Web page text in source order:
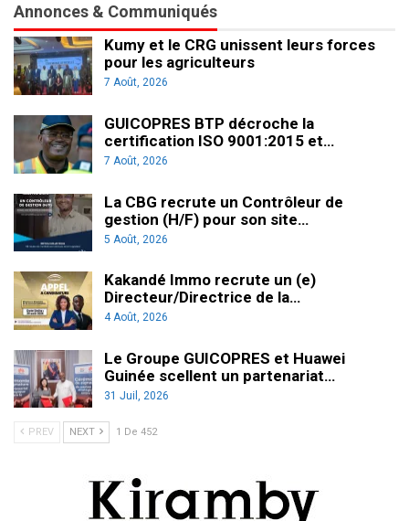
Annonces & Communiqués
Kumy et le CRG unissent leurs forces
pour les agriculteurs
7 Août, 2026
GUICOPRES BTP décroche la
certification ISO 9001:2015 et…
7 Août, 2026
La CBG recrute un Contrôleur de
gestion (H/F) pour son site…
5 Août, 2026
Kakandé Immo recrute un (e)
Directeur/Directrice de la…
4 Août, 2026
Le Groupe GUICOPRES et Huawei
Guinée scellent un partenariat…
31 Juil, 2026
PREV NEXT 1 De 452